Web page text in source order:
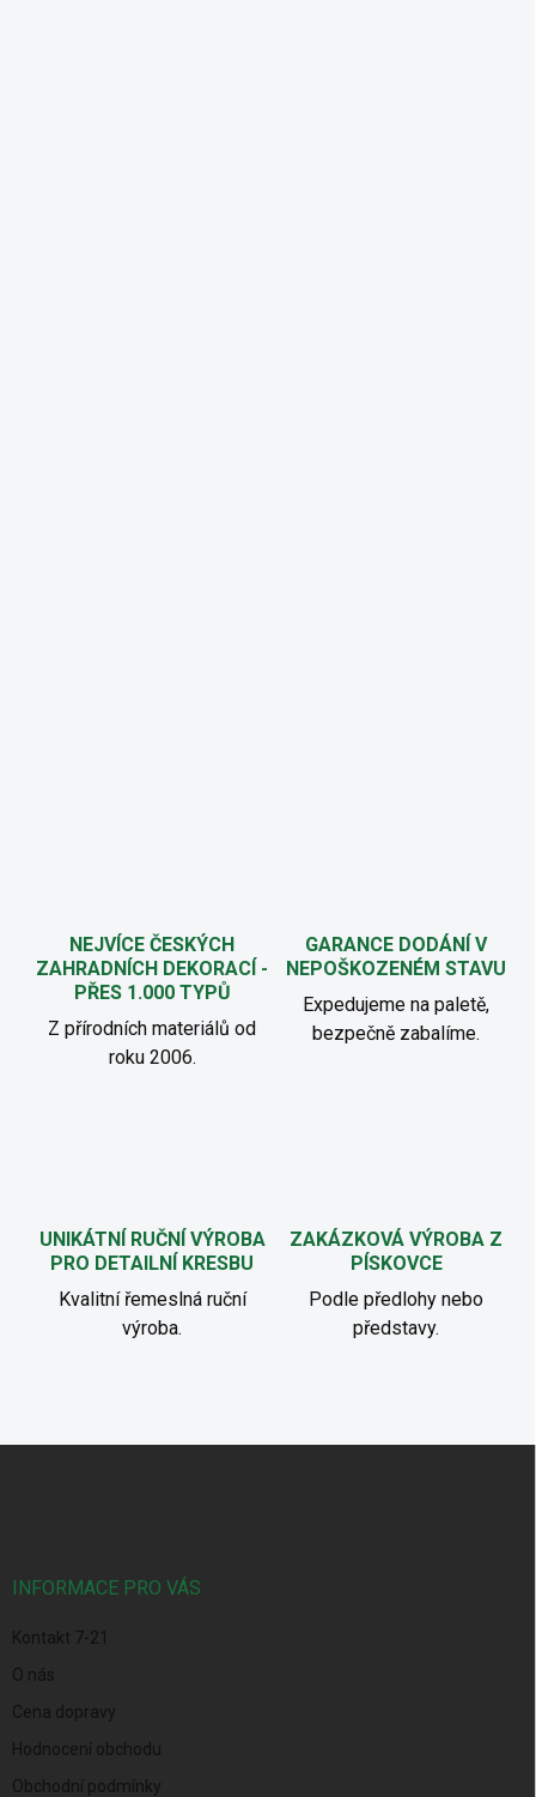
NEJVÍCE ČESKÝCH
ZAHRADNÍCH DEKORACÍ -
PŘES 1.000 TYPŮ
Z přírodních materiálů od
roku 2006.
GARANCE DODÁNÍ V
NEPOŠKOZENÉM STAVU
Expedujeme na paletě,
bezpečně zabalíme.
UNIKÁTNÍ RUČNÍ VÝROBA
PRO DETAILNÍ KRESBU
Kvalitní řemeslná ruční
výroba.
ZAKÁZKOVÁ VÝROBA Z
PÍSKOVCE
Podle předlohy nebo
představy.
INFORMACE PRO VÁS
Kontakt 7-21
O nás
Cena dopravy
Hodnocení obchodu
Obchodní podmínky